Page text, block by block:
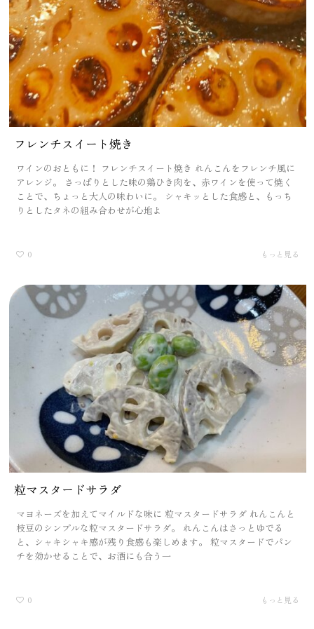
フレンチスイート焼き
ワインのおともに！ フレンチスイート焼き れんこんをフレンチ風に
アレンジ。 さっぱりとした味の鶏ひき肉を、赤ワインを使って焼く
ことで、ちょっと大人の味わいに。 シャキッとした食感と、もっち
りとしたタネの組み合わせが心地よ
0 もっと見る
粒マスタードサラダ
マヨネーズを加えてマイルドな味に 粒マスタードサラダ れんこんと
枝豆のシンプルな粒マスタードサラダ。 れんこんはさっとゆでる
と、シャキシャキ感が残り食感も楽しめます。 粒マスタードでパン
チを効かせることで、お酒にも合う一
0 もっと見る